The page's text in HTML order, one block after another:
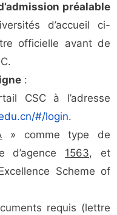
préalable
d’accueil ci-
officielle avant de
:
CSC à l’adresse
#/login.
» comme type de
d’agence 1563, et
Scheme of
requis (lettre